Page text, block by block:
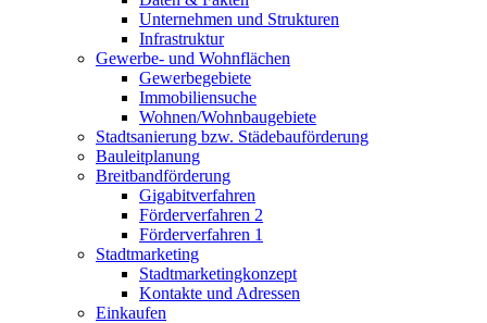
Unternehmen und Strukturen
Infrastruktur
Gewerbe- und Wohnflächen
Gewerbegebiete
Immobiliensuche
Wohnen/Wohnbaugebiete
Stadtsanierung bzw. Städebauförderung
Bauleitplanung
Breitbandförderung
Gigabitverfahren
Förderverfahren 2
Förderverfahren 1
Stadtmarketing
Stadtmarketingkonzept
Kontakte und Adressen
Einkaufen